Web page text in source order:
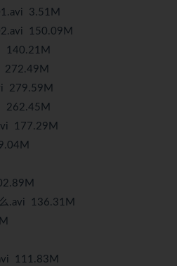
3.51M
150.09M
140.21M
272.49M
279.59M
262.45M
177.29M
.avi 136.31M
111.83M